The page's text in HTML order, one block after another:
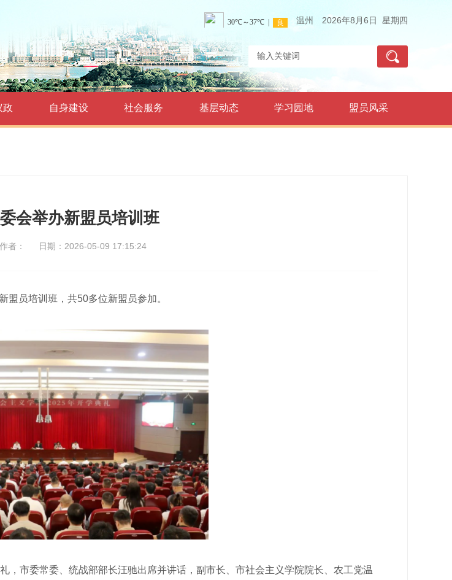
温州 2026年8月6日 星期四
政 自身建设 社会服务 基层动态 学习园地 盟员风采
会举办新盟员培训班
作者： 日期：2026-05-09 17:15:24
员培训班，共50多位新盟员参加。
市委常委、统战部部长汪驰出席并讲话，副市长、市社会主义学院院长、农工党温